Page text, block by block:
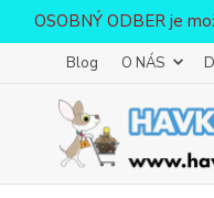
OSOBNÝ ODBER je
Blog O NÁS